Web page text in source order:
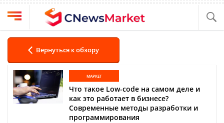
Выбрать
провайдера
Публикации
Компании
Аналитика
Конференции
Техника
Вернуться к обзору
МАРКЕТ
Что такое Low-code на самом деле и
как это работает в бизнесе?
Современные методы разработки и
программирования